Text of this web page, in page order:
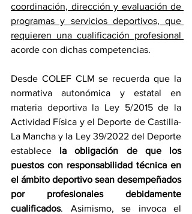
coordinación, dirección y evaluación de
programas y servicios deportivos, que
acorde con dichas competencias.
Desde COLEF CLM se recuerda que la
normativa autonómica y estatal en
materia deportiva la Ley 5/2015 de la
Actividad Física y el Deporte de Castilla-
La Mancha y la Ley 39/2022 del Deporte
establece la obligación de que los
puestos con responsabilidad técnica en
el ámbito deportivo sean desempeñados
por profesionales debidamente
cualificados. Asimismo, se invoca el